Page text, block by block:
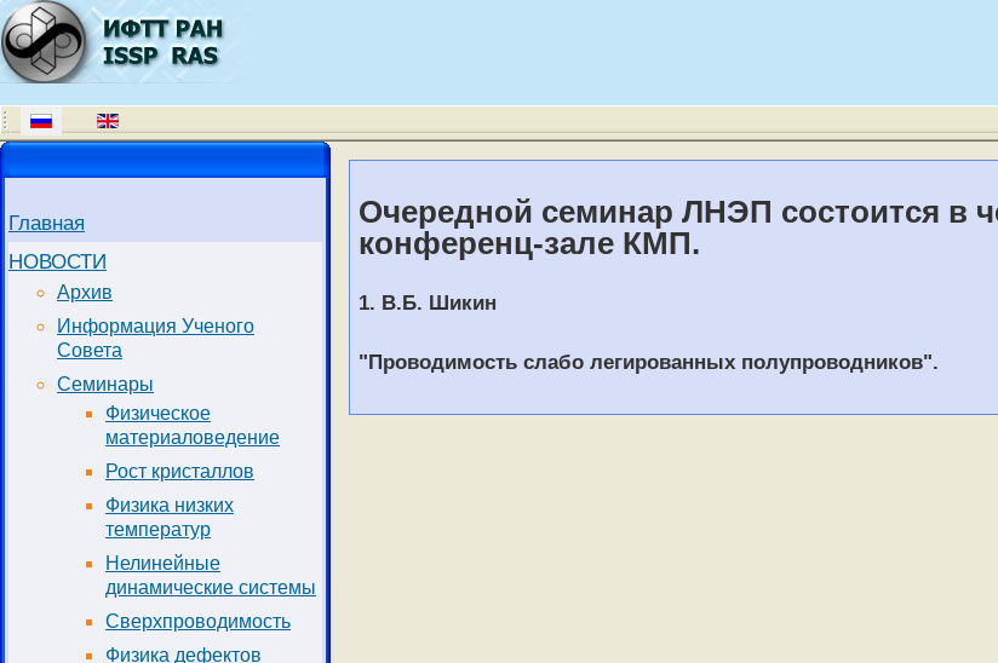
Главная
НОВОСТИ
Архив
Информация Ученого
Совета
Семинары
Физическое
материаловедение
Рост кристаллов
Физика низких
температур
Нелинейные
динамические системы
Сверхпроводимость
Физика дефектов
Очередной семинар ЛНЭП состоится в
конференц-зале КМП.
1. В.Б. Шикин
"Проводимость слабо легированных полупроводников".